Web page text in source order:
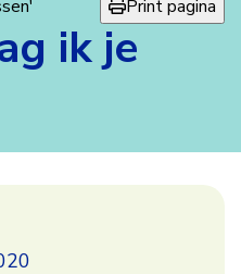
Print pagina
ik je